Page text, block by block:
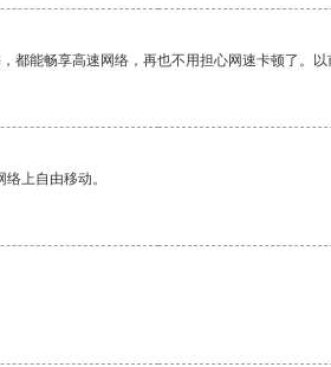
能畅享高速网络，再也不用担心网速卡顿了。
上自由移动。